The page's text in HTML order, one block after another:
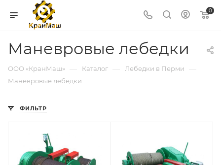
0
Маневровые лебедки
ООО «КранМаш» — Каталог — Лебедки в Перми —
Маневровые лебедки
ФИЛЬТР